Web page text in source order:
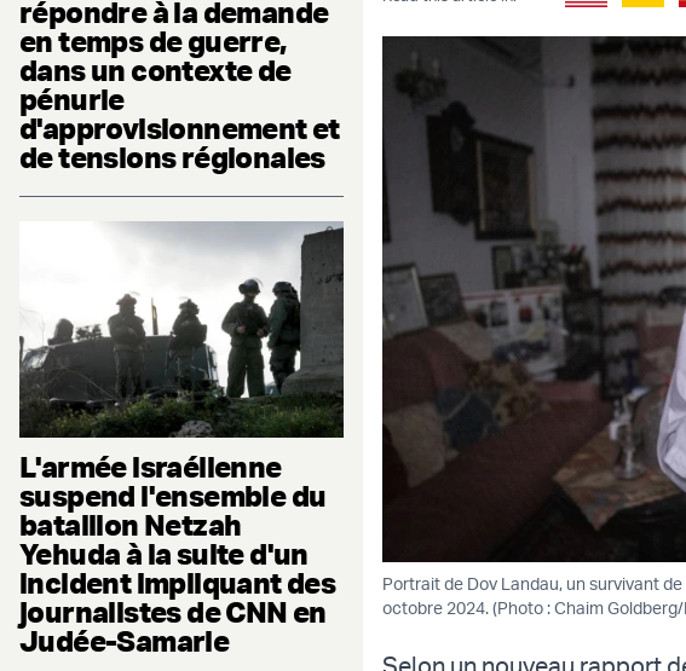
répondre à la demande
en temps de guerre,
dans un contexte de
pénurie
d'approvisionnement et
de tensions régionales
L'armée israélienne
suspend l'ensemble du
bataillon Netzah
Yehuda à la suite d'un
incident impliquant des
journalistes de CNN en
Judée-Samarie
Portrait de Dov Landau, un survivant
octobre 2024. (Photo : Chaim